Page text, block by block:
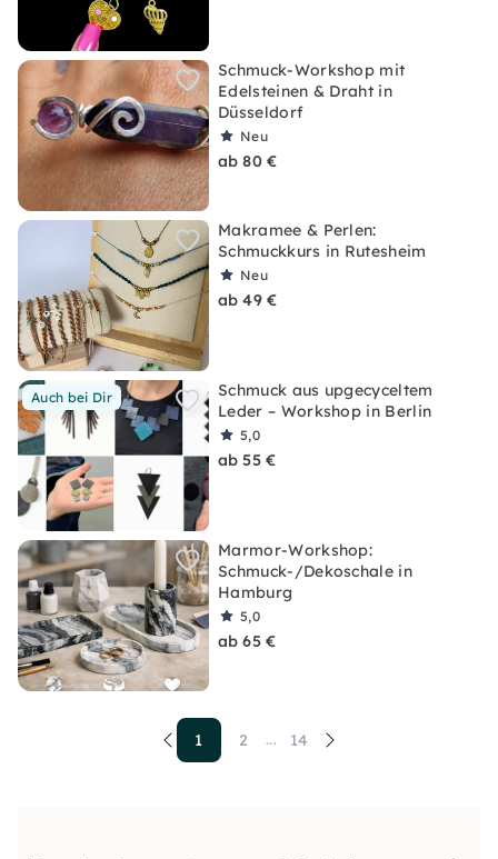
Schmuck-Workshop mit
Edelsteinen & Draht in
Düsseldorf
Neu
ab 80 €
Makramee & Perlen:
Schmuckkurs in Rutesheim
Neu
ab 49 €
Auch bei Dir
Schmuck aus upgecyceltem
Leder – Workshop in Berlin
5,0
ab 55 €
Marmor-Workshop:
Schmuck-/Dekoschale in
Hamburg
5,0
ab 65 €
1 2 ... 14